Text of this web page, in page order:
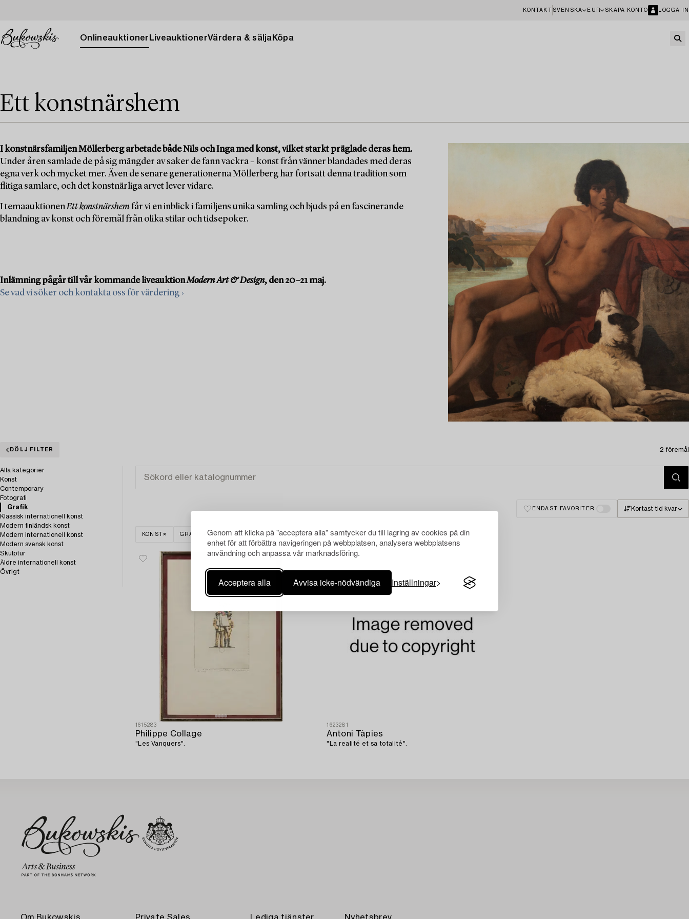
Genom att klicka på "acceptera alla" samtycker du till lagring av cookies på din
enhet för att förbättra navigeringen på webbplatsen, analysera webbplatsens
användning och anpassa vår marknadsföring.
Acceptera alla Avvisa icke-nödvändiga Inställningar
KONTAKT SVENSKA EUR SKAPA KONTO LOGGA IN
Onlineauktioner LiveauktionerVärdera & sälja Köpa
Ett konstnärshem
I konstnärsfamiljen Möllerberg arbetade både Nils och Inga med konst, vilket starkt präglade deras hem.
Under åren samlade de på sig mängder av saker de fann vackra – konst från vänner blandades med deras
egna verk och mycket mer. Även de senare generationerna Möllerberg har fortsatt denna tradition som
flitiga samlare, och det konstnärliga arvet lever vidare.
I temaauktionenEtt konstnärshem får vi en inblick i familjens unika samling och bjuds på en fascinerande
blandning av konst och föremål från olika stilar och tidsepoker.
Inlämning pågår till vår kommande liveauktionModern Art & Design, den 20–21 maj.
Se vad vi söker och kontakta oss för värdering ›
DÖLJ FILTER 2 föremål
Alla kategorier
Konst
Contemporary
Fotografi
Grafik
Klassisk internationell konst
Modern finländsk konst
Modern internationell konst
Modern svensk konst
Skulptur
Äldre internationell konst
Övrigt
ENDAST FAVORITER Kortast tid kvar
KONST GRAFIK RENSA ALLA
1615283
Philippe Collage
"Les Vanquers".
1623281
Antoni Tàpies
"La realité et sa totalité".